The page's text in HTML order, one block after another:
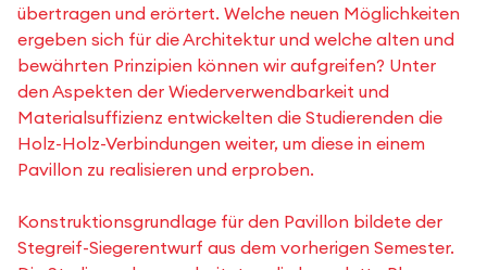
übertragen und erörtert. Welche neuen Möglichkeiten
ergeben sich für die Architektur und welche alten und
bewährten Prinzipien können wir aufgreifen? Unter
den Aspekten der Wiederverwendbarkeit und
Materialsuffizienz entwickelten die Studierenden die
Holz-Holz-Verbindungen weiter, um diese in einem
Pavillon zu realisieren und erproben.
Konstruktionsgrundlage für den Pavillon bildete der
Stegreif-Siegerentwurf aus dem vorherigen Semester.